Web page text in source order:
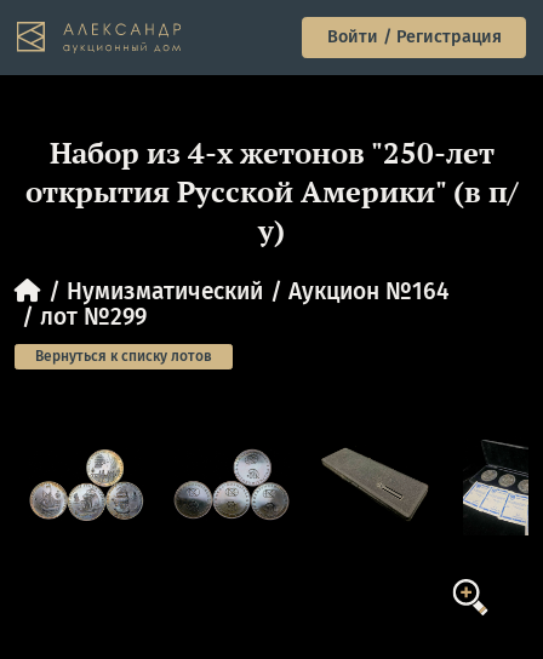
Войти / Регистрация
Набор из 4-х жетонов "250-лет
открытия Русской Америки" (в п/
у)
Нумизматический
Аукцион №164
лот №299
Вернуться к списку лотов